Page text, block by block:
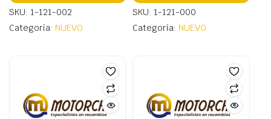
SKU: 1-121-002
Categoría: NUEVO
SKU: 1-121-000
Categoría: NUEVO